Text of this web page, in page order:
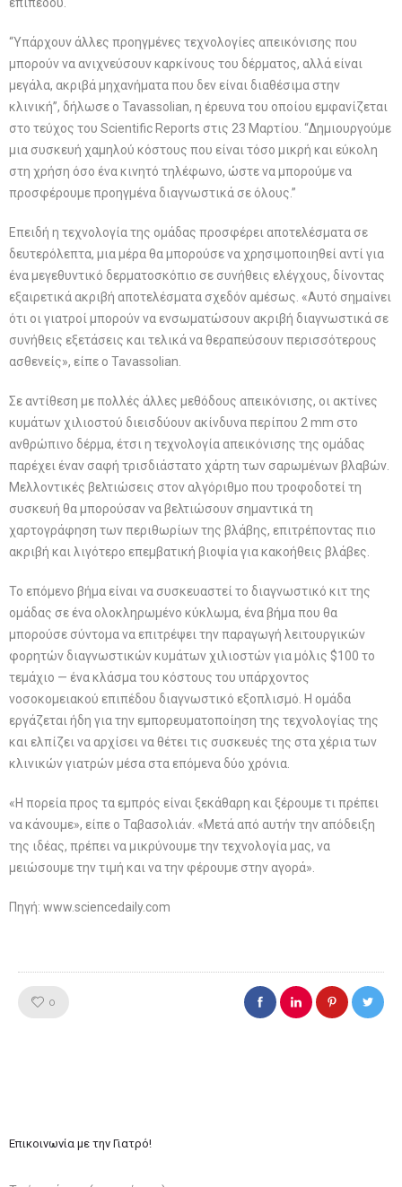
“Υπάρχουν άλλες προηγμένες τεχνολογίες απεικόνισης που
μπορούν να ανιχνεύσουν καρκίνους του δέρματος, αλλά είναι
μεγάλα, ακριβά μηχανήματα που δεν είναι διαθέσιμα στην
κλινική”, δήλωσε ο Tavassolian, η έρευνα του οποίου εμφανίζεται
στο τεύχος του Scientific Reports στις 23 Μαρτίου. “Δημιουργούμε
μια συσκευή χαμηλού κόστους που είναι τόσο μικρή και εύκολη
στη χρήση όσο ένα κινητό τηλέφωνο, ώστε να μπορούμε να
προσφέρουμε προηγμένα διαγνωστικά σε όλους.”
Επειδή η τεχνολογία της ομάδας προσφέρει αποτελέσματα σε
δευτερόλεπτα, μια μέρα θα μπορούσε να χρησιμοποιηθεί αντί για
ένα μεγεθυντικό δερματοσκόπιο σε συνήθεις ελέγχους, δίνοντας
εξαιρετικά ακριβή αποτελέσματα σχεδόν αμέσως. «Αυτό σημαίνει
ότι οι γιατροί μπορούν να ενσωματώσουν ακριβή διαγνωστικά σε
συνήθεις εξετάσεις και τελικά να θεραπεύσουν περισσότερους
ασθενείς», είπε ο Tavassolian.
Σε αντίθεση με πολλές άλλες μεθόδους απεικόνισης, οι ακτίνες
κυμάτων χιλιοστού διεισδύουν ακίνδυνα περίπου 2 mm στο
ανθρώπινο δέρμα, έτσι η τεχνολογία απεικόνισης της ομάδας
παρέχει έναν σαφή τρισδιάστατο χάρτη των σαρωμένων βλαβών.
Μελλοντικές βελτιώσεις στον αλγόριθμο που τροφοδοτεί τη
συσκευή θα μπορούσαν να βελτιώσουν σημαντικά τη
χαρτογράφηση των περιθωρίων της βλάβης, επιτρέποντας πιο
ακριβή και λιγότερο επεμβατική βιοψία για κακοήθεις βλάβες.
Το επόμενο βήμα είναι να συσκευαστεί το διαγνωστικό κιτ της
ομάδας σε ένα ολοκληρωμένο κύκλωμα, ένα βήμα που θα
μπορούσε σύντομα να επιτρέψει την παραγωγή λειτουργικών
φορητών διαγνωστικών κυμάτων χιλιοστών για μόλις $100 το
τεμάχιο — ένα κλάσμα του κόστους του υπάρχοντος
νοσοκομειακού επιπέδου διαγνωστικό εξοπλισμό. Η ομάδα
εργάζεται ήδη για την εμπορευματοποίηση της τεχνολογίας της
και ελπίζει να αρχίσει να θέτει τις συσκευές της στα χέρια των
κλινικών γιατρών μέσα στα επόμενα δύο χρόνια.
«Η πορεία προς τα εμπρός είναι ξεκάθαρη και ξέρουμε τι πρέπει
να κάνουμε», είπε ο Ταβασολιάν. «Μετά από αυτήν την απόδειξη
της ιδέας, πρέπει να μικρύνουμε την τεχνολογία μας, να
μειώσουμε την τιμή και να την φέρουμε στην αγορά».
Πηγή: www.sciencedaily.com
0
Επικοινωνία με την Γιατρό!